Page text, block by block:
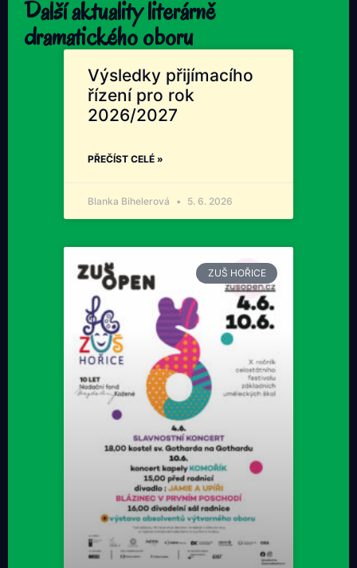
Další aktuality literárně
dramatického oboru
Výsledky přijímacího
řízení pro rok
2026/2027
PŘEČÍST CELÉ »
Blanka Bihelerová 5. 6. 2026
ZUŠ HOŘICE